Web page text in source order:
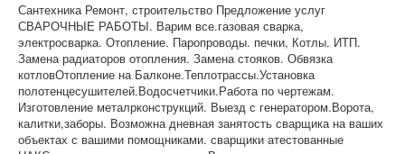
Сантехника Ремонт, строительство Предложение услуг
СВАРОЧНЫЕ РАБОТЫ. Варим все.газовая сварка,
электросварка. Отопление. Паропроводы. печки, Котлы. ИТП.
Замена радиаторов отопления. Замена стояков. Обвязка
котловОтопление на Балконе.Теплотрассы.Установка
полотенцесушителей.Водосчетчики.Работа по чертежам.
Изготовление металрконструкций. Выезд с генератором.Ворота,
калитки,заборы. Возможна дневная занятость сварщика на ваших
объектах с вашими помощниками. сварщики атестованные